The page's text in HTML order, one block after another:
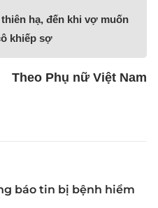
hạ, đến khi vợ muốn
khiếp sợ
Theo Phụ nữ Việt Nam
báo tin bị bệnh hiểm